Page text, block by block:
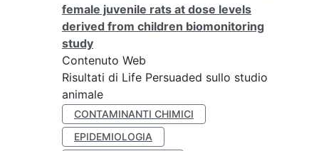
female juvenile rats at dose levels
derived from children biomonitoring
study
Contenuto Web
Risultati di Life Persuaded sullo studio
animale
CONTAMINANTI CHIMICI
EPIDEMIOLOGIA